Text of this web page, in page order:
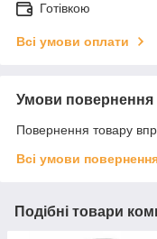
Готівкою
Всі умови оплати
Умови повернення
Повернення товару
Всі умови
Подібні товари